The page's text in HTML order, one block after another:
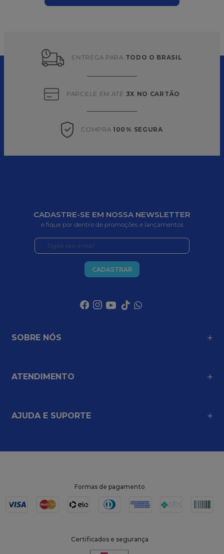
ENTREGA PARA TODO O BRASIL
PARCELE EM ATÉ 3X NO CARTÃO
COMPRA 100% SEGURA
CADASTRE-SE EM NOSSA NEWSLETTER
e fique por dentro de promoções e lançamentos
CADASTRAR
SOBRE NÓS
ATENDIMENTO
AJUDA E SUPORTE
Formas de pagamento
Certificados e segurança